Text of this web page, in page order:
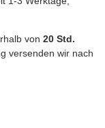
von 20 Std.
versenden wir nach